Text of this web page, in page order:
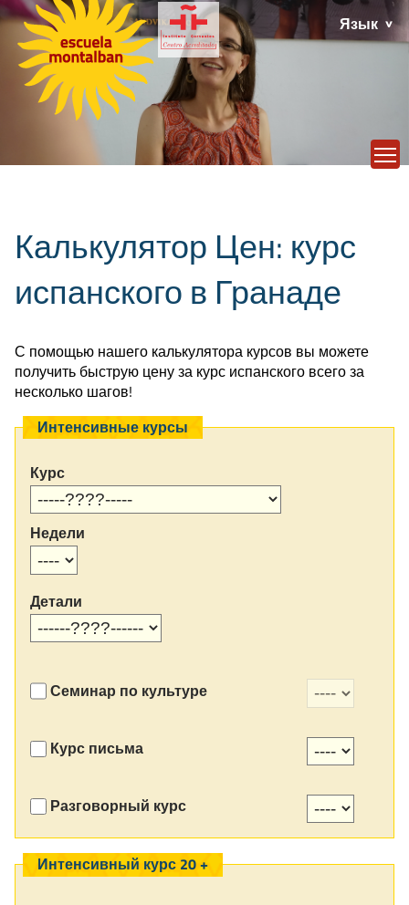
Язык
Калькулятор Цен: курс
испанского в Гранаде
С помощью нашего калькулятора курсов вы можете
получить быструю цену за курс испанского всего за
несколько шагов!
Интенсивные курсы
Курс
Недели
Детали
Семинар по культуре
Курс письма
Разговорный курс
Интенсивный курс 20 +